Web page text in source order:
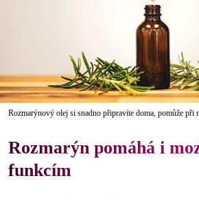
Rozmarýnový olej si snadno připravíte doma, pomůže při
Rozmarýn pomáhá i
funkcím